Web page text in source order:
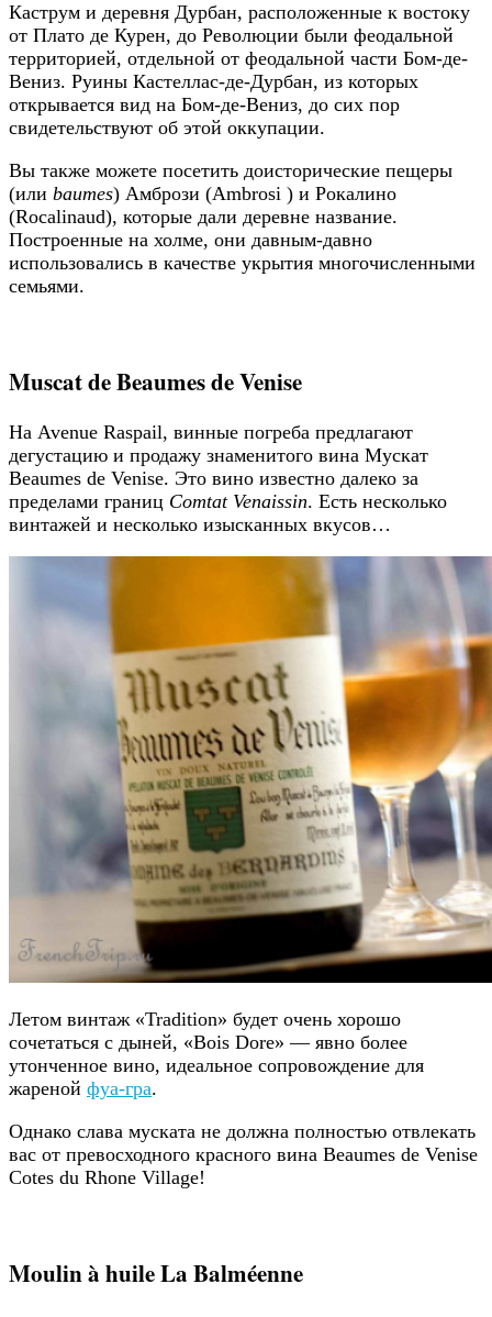
Каструм и деревня Дурбан, расположенные к востоку
от Плато де Курен, до Революции были феодальной
территорией, отдельной от феодальной части Бом-де-
Вениз. Руины Кастеллас-де-Дурбан, из которых
открывается вид на Бом-де-Вениз, до сих пор
свидетельствуют об этой оккупации.
Вы также можете посетить доисторические пещеры
(или baumes) Амбрози (Ambrosi ) и Рокалино
(Rocalinaud), которые дали деревне название.
Построенные на холме, они давным-давно
использовались в качестве укрытия многочисленными
семьями.
Muscat de Beaumes de Venise
На Avenue Raspail, винные погреба предлагают
дегустацию и продажу знаменитого вина Мускат
Beaumes de Venise. Это вино известно далеко за
пределами границ Comtat Venaissin. Есть несколько
винтажей и несколько изысканных вкусов…
Летом винтаж «Tradition» будет очень хорошо
сочетаться с дыней, «Bois Dore» — явно более
утонченное вино, идеальное сопровождение для
жареной фуа-гра.
Однако слава муската не должна полностью отвлекать
вас от превосходного красного вина Beaumes de Venise
Cotes du Rhone Village!
Moulin à huile La Balméenne